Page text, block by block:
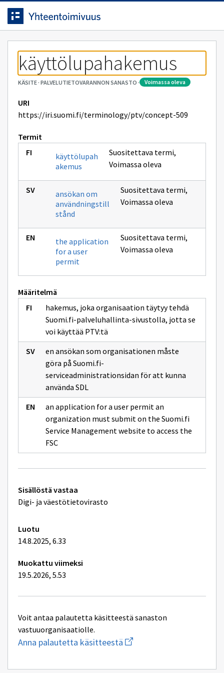
Siirrytty
sivulle
Siirry suoraan sisältöön.
käyttölupahakemus
KÄSITE· PALVELUTIETOVARANNON SANASTO · voimassa oleva
URI
https://iri.suomi.fi/terminology/ptv/concept-509
Termit
käyttölupah
akemus
Suositettava termi,
Voimassa oleva
ansökan om
användningstill
stånd
Suositettava termi,
Voimassa oleva
the application
for a user
permit
Suositettava termi,
Voimassa oleva
Määritelmä
hakemus, joka organisaation täytyy tehdä
Suomi.fi-palveluhallinta-sivustolla, jotta se
voi käyttää PTV:tä
en ansökan som organisationen måste
göra på Suomi.fi-
serviceadministrationsidan för att kunna
använda SDL
an application for a user permit an
organization must submit on the Suomi.fi
Service Management website to access the
FSC
Tekniset
lisätiedot
Sisällöstä vastaa
Digi- ja väestötietovirasto
Luotu
14.8.2025, 6.33
Muokattu viimeksi
19.5.2026, 5.53
Voit antaa palautetta käsitteestä sanaston
vastuuorganisaatiolle.
Anna palautetta käsitteestä Aloita
uuden
kirjoitus